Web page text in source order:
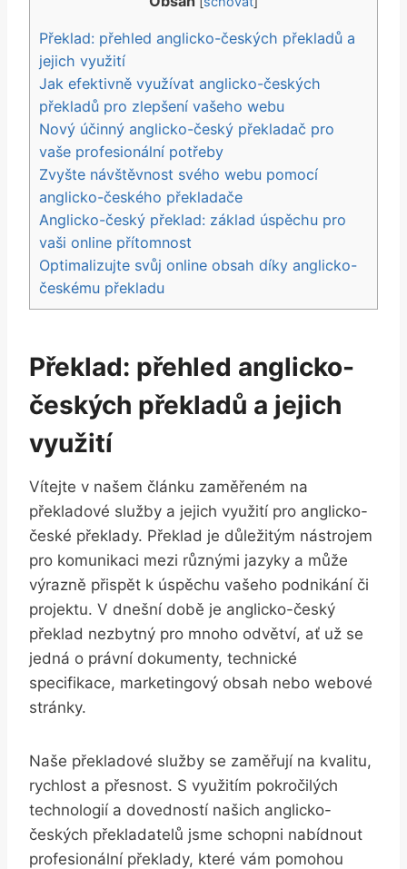
Překlad: přehled anglicko-českých překladů a
jejich využití
Jak efektivně využívat anglicko-českých
překladů pro zlepšení vašeho webu
Nový účinný anglicko-český překladač pro
vaše profesionální potřeby
Zvyšte návštěvnost svého webu pomocí
anglicko-českého překladače
Anglicko-český překlad: základ úspěchu pro
vaši online přítomnost
Optimalizujte svůj online obsah díky anglicko-
českému překladu
Překlad: přehled anglicko-
českých překladů a jejich
využití
Vítejte v našem článku zaměřeném na
překladové služby a jejich využití pro anglicko-
české překlady. Překlad je důležitým nástrojem
pro komunikaci mezi různými jazyky a může
výrazně přispět k úspěchu vašeho podnikání či
projektu. V dnešní době je anglicko-český
překlad nezbytný pro mnoho odvětví, ať už se
jedná o právní dokumenty, technické
specifikace, marketingový obsah nebo webové
stránky.
Naše překladové služby se zaměřují na kvalitu,
rychlost a přesnost. S využitím pokročilých
technologií a dovedností našich anglicko-
českých překladatelů jsme schopni nabídnout
profesionální překlady, které vám pomohou